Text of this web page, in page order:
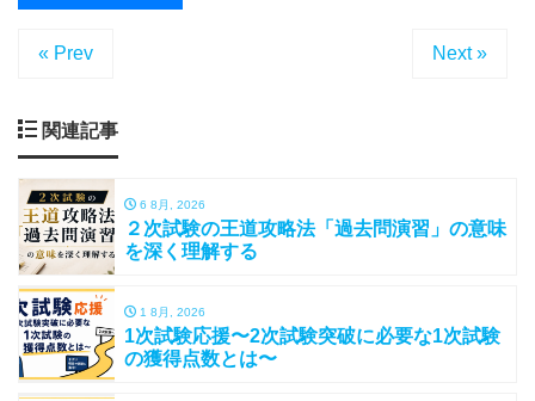
« Prev Next »
関連記事
6 8月, 2026
２次試験の王道攻略法「過去問演習」の意味
を深く理解する
1 8月, 2026
1次試験応援〜2次試験突破に必要な1次試験
の獲得点数とは〜